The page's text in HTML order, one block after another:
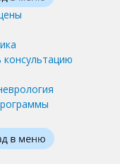
консультацию